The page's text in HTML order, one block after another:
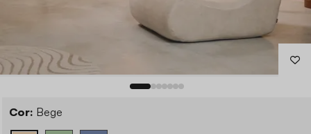
Cor: Bege